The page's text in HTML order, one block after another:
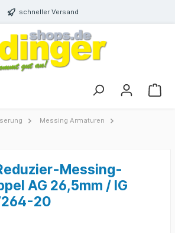
schneller Versand
Messing Armaturen
Messing-
AG 26,5mm / IG
20